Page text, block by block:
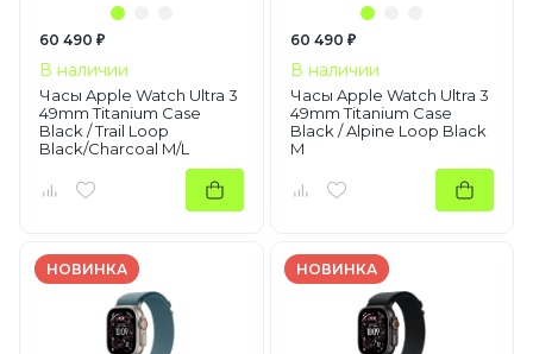
60 490 ₽
В наличии
Часы Apple Watch Ultra 3
49mm Titanium Case
Black / Trail Loop
Black/Charcoal M/L
60 490 ₽
В наличии
Часы Apple Watch Ultra 3
49mm Titanium Case
Black / Alpine Loop Black
M
НОВИНКА НОВИНКА